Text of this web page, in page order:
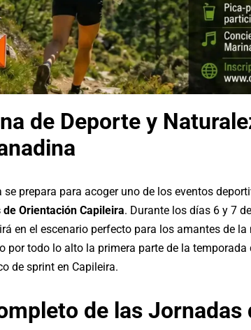
de Deporte y
se prepara para acoger uno de los eventos
Orientación Capileira. Durante los días 6 y 7
en el escenario perfecto para los amantes de
por todo lo alto la primera parte de la temporada
de sprint en Capileira.
de las Jornadas